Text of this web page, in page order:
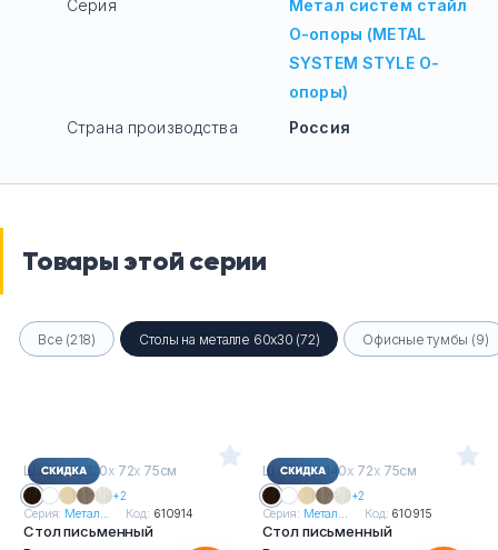
Серия
Метал систем стайл
О-опоры (METAL
SYSTEM STYLE О-
опоры)
Страна производства
Россия
Товары этой серии
Все (218) Столы на металле 60х30 (72) Офисные тумбы (9)
Ш хГхВ : 120х 72х 75см
+2
Серия: Метал... Код: 610914
Стол письменный
Ш хГхВ : 140х 72х 75см
+2
Серия: Метал... Код: 610915
Стол письменный